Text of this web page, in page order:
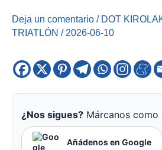
Deja un comentario / DOT
TRIATLÓN / 2026-06-10
¿Nos sigues? Márcanos
Añádenos en Google